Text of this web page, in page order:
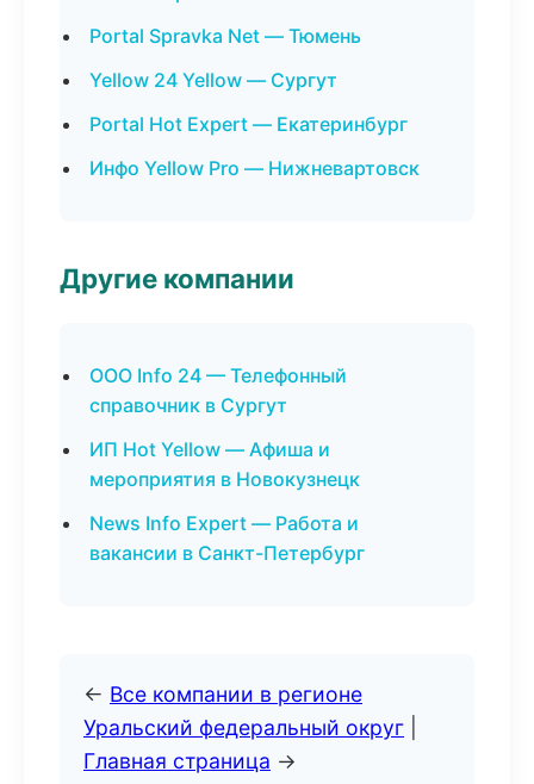
Portal Spravka Net — Тюмень
Yellow 24 Yellow — Сургут
Portal Hot Expert — Екатеринбург
Инфо Yellow Pro — Нижневартовск
Другие компании
ООО Info 24 — Телефонный
справочник в Сургут
ИП Hot Yellow — Афиша и
мероприятия в Новокузнецк
News Info Expert — Работа и
вакансии в Санкт-Петербург
← Все компании в регионе
Уральский федеральный округ
Главная страница →